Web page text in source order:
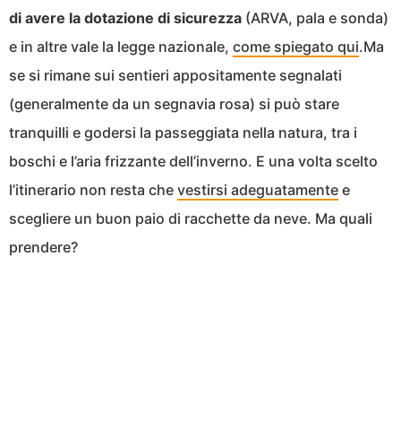
di avere la dotazione di sicurezza (ARVA, pala e sonda)
e in altre vale la legge nazionale, come spiegato qui.Ma
se si rimane sui sentieri appositamente segnalati
(generalmente da un segnavia rosa) si può stare
tranquilli e godersi la passeggiata nella natura, tra i
boschi e l’aria frizzante dell’inverno. E una volta scelto
l’itinerario non resta che vestirsi adeguatamente e
scegliere un buon paio di racchette da neve. Ma quali
prendere?